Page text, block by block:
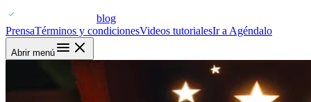
blog
PrensaTérminos y condicionesVideos tutorialesIr a Agéndalo
Abrir menú